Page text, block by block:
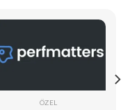
ÖZEL